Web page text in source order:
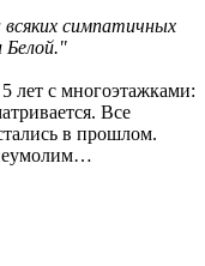
симпатичных
Белой."
лет с многоэтажками:
Все
в прошлом.